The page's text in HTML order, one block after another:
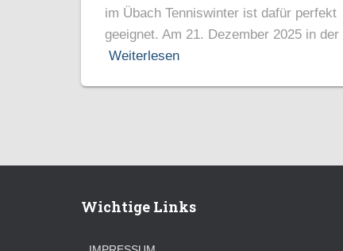
im Übach Tenniswinter ist dafür perfekt
geeignet. Am 21. Dezember 2025 in der
Weiterlesen
Wichtige Links